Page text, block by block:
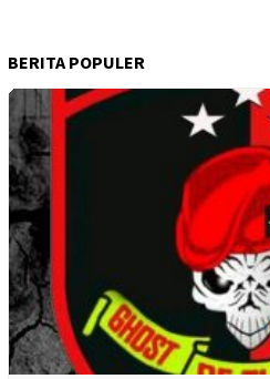
BERITA POPULER